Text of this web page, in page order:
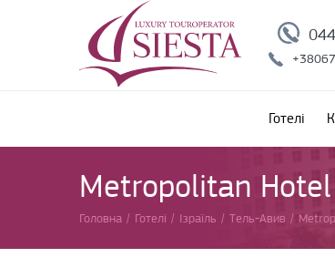
Готелі
Metropolitan Hotel
Головна / Готелі / Ізраїль / Тель-Авив /